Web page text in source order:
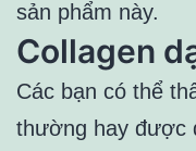
sản phẩm này.
Collagen
Các bạn có thể
thường hay được